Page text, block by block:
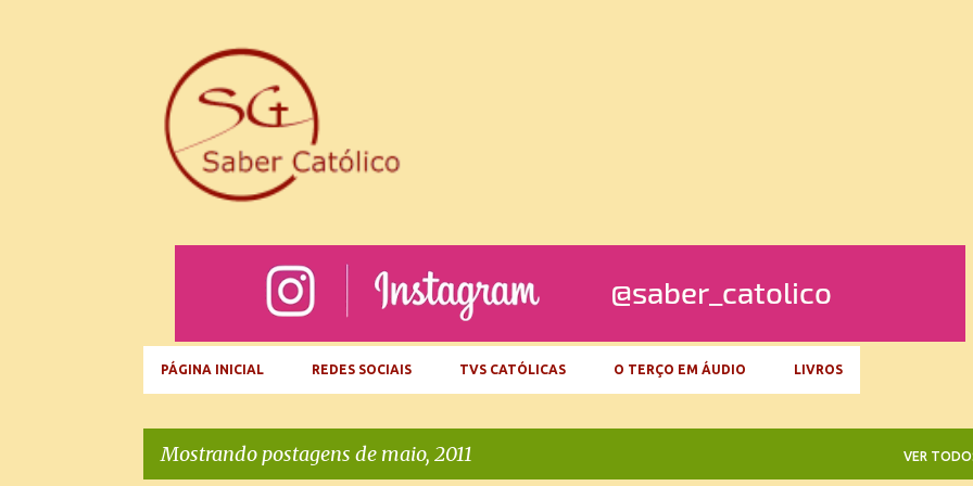
PÁGINA INICIAL REDES SOCIAIS TVS CATÓLICAS O TERÇO EM ÁUDIO LIVROS
Mostrando postagens de maio, 2011 VER